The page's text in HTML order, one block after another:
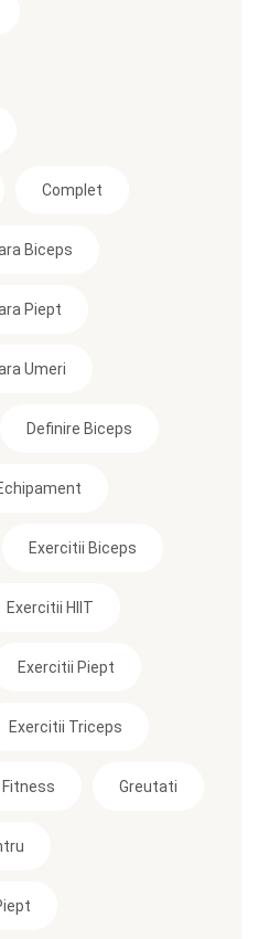
Complet
Biceps
Piept
Umeri
Definire Biceps
Exercitii Biceps
Exercitii HIIT
Exercitii Piept
Exercitii Triceps
Fitness Greutati